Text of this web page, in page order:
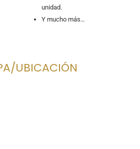
unidad.
Y mucho más…
UBICACIÓN